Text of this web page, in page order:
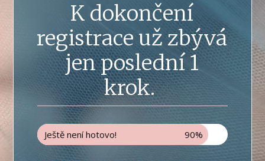
K dokončení
registrace už zbývá
jen poslední 1
krok.
Ještě není hotovo! 90%